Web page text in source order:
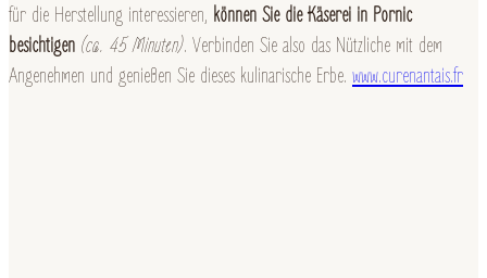
für die Herstellung interessieren, können Sie die Käserei in Pornic
besichtigen (ca. 45 Minuten). Verbinden Sie also das Nützliche mit dem
Angenehmen und genießen Sie dieses kulinarische Erbe. www.curenantais.fr